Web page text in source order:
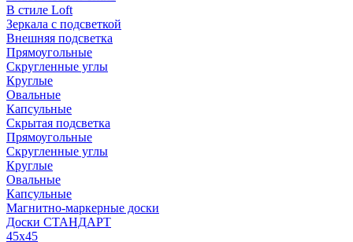
В стиле Loft
Зеркала с подсветкой
Внешняя подсветка
Прямоугольные
Скругленные углы
Круглые
Овальные
Капсульные
Скрытая подсветка
Прямоугольные
Скругленные углы
Круглые
Овальные
Капсульные
Магнитно-маркерные доски
Доски СТАНДАРТ
45x45